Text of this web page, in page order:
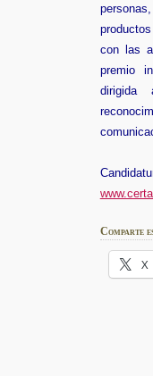
con las
premio
dirigida
Comparte
X